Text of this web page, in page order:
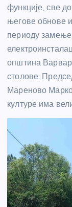
функције, све
његове обнове
периоду
општина
столове.
Мареново
културе има